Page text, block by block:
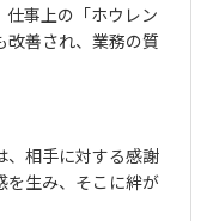
事上の「ホウレン
改善され、業務の質
、相手に対する感謝
を生み、そこに絆が